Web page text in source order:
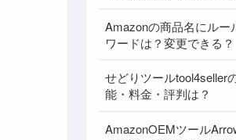
Amazonの商品名にルー
ワードは？変更できる？
せどりツールtool4seller
能・料金・評判は？
AmazonOEMツール